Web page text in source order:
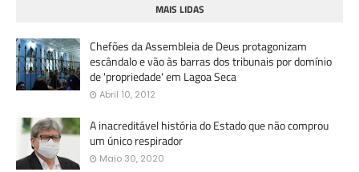
MAIS LIDAS
Chefões da Assembleia de Deus protagonizam
escândalo e vão às barras dos tribunais por domínio
de 'propriedade' em Lagoa Seca
Abril 10, 2012
A inacreditável história do Estado que não comprou
um único respirador
Maio 30, 2020